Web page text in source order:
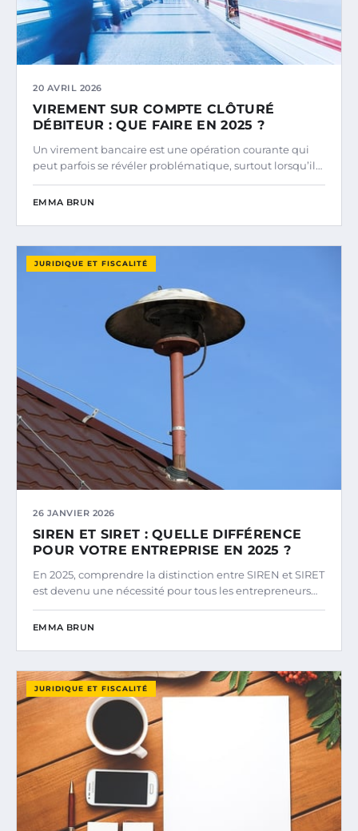
20 AVRIL 2026
VIREMENT SUR COMPTE CLÔTURÉ
DÉBITEUR : QUE FAIRE EN 2025 ?
Un virement bancaire est une opération courante qui
peut parfois se révéler problématique, surtout lorsqu’il…
EMMA BRUN
JURIDIQUE ET FISCALITÉ
26 JANVIER 2026
SIREN ET SIRET : QUELLE DIFFÉRENCE
POUR VOTRE ENTREPRISE EN 2025 ?
En 2025, comprendre la distinction entre SIREN et SIRET
est devenu une nécessité pour tous les entrepreneurs…
EMMA BRUN
JURIDIQUE ET FISCALITÉ